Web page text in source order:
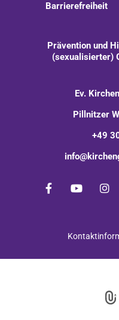
Barrierefreiheit
Prävention und
(sexualisierter)
Ev.
Pillnitzer
+49